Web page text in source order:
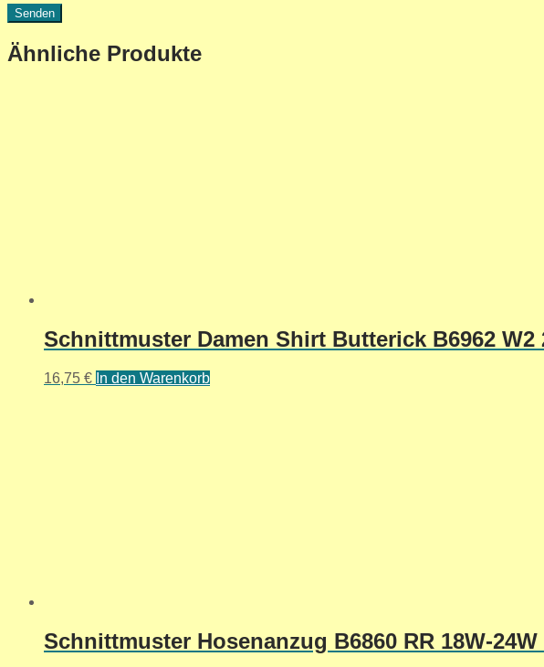
Ähnliche Produkte
Schnittmuster Damen Shirt Butterick B6962 W2
16,75 € In den Warenkorb
Schnittmuster Hosenanzug B6860 RR 18W-